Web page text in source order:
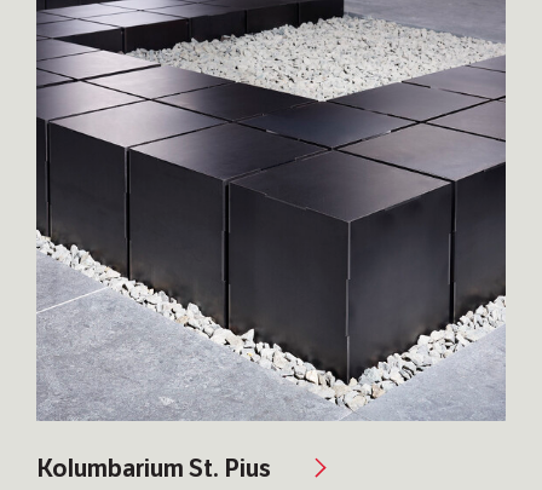
Kolumbarium St. Pius